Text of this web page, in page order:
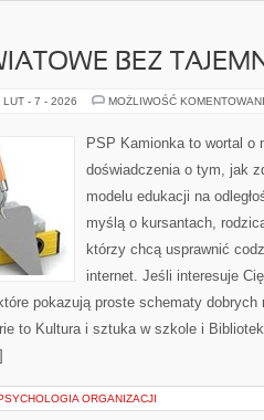
BEZ
LUT - 7 - 2026 MOŻLIWOŚĆ
PSP Kamionka to wortal o
doświadczenia o tym, jak
modelu edukacji na
myślą o kursantach,
którzy chcą usprawnić
internet. Jeśli interesuje
pokazują proste schematy dobrych
to Kultura i sztuka w szkole i
ORGANIZACJI